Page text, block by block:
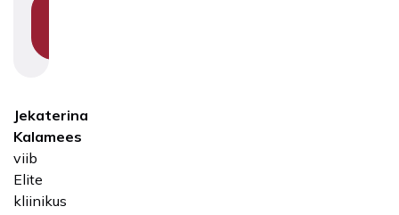
Jekaterina
Kalamees
viib
Elite
kliinikus